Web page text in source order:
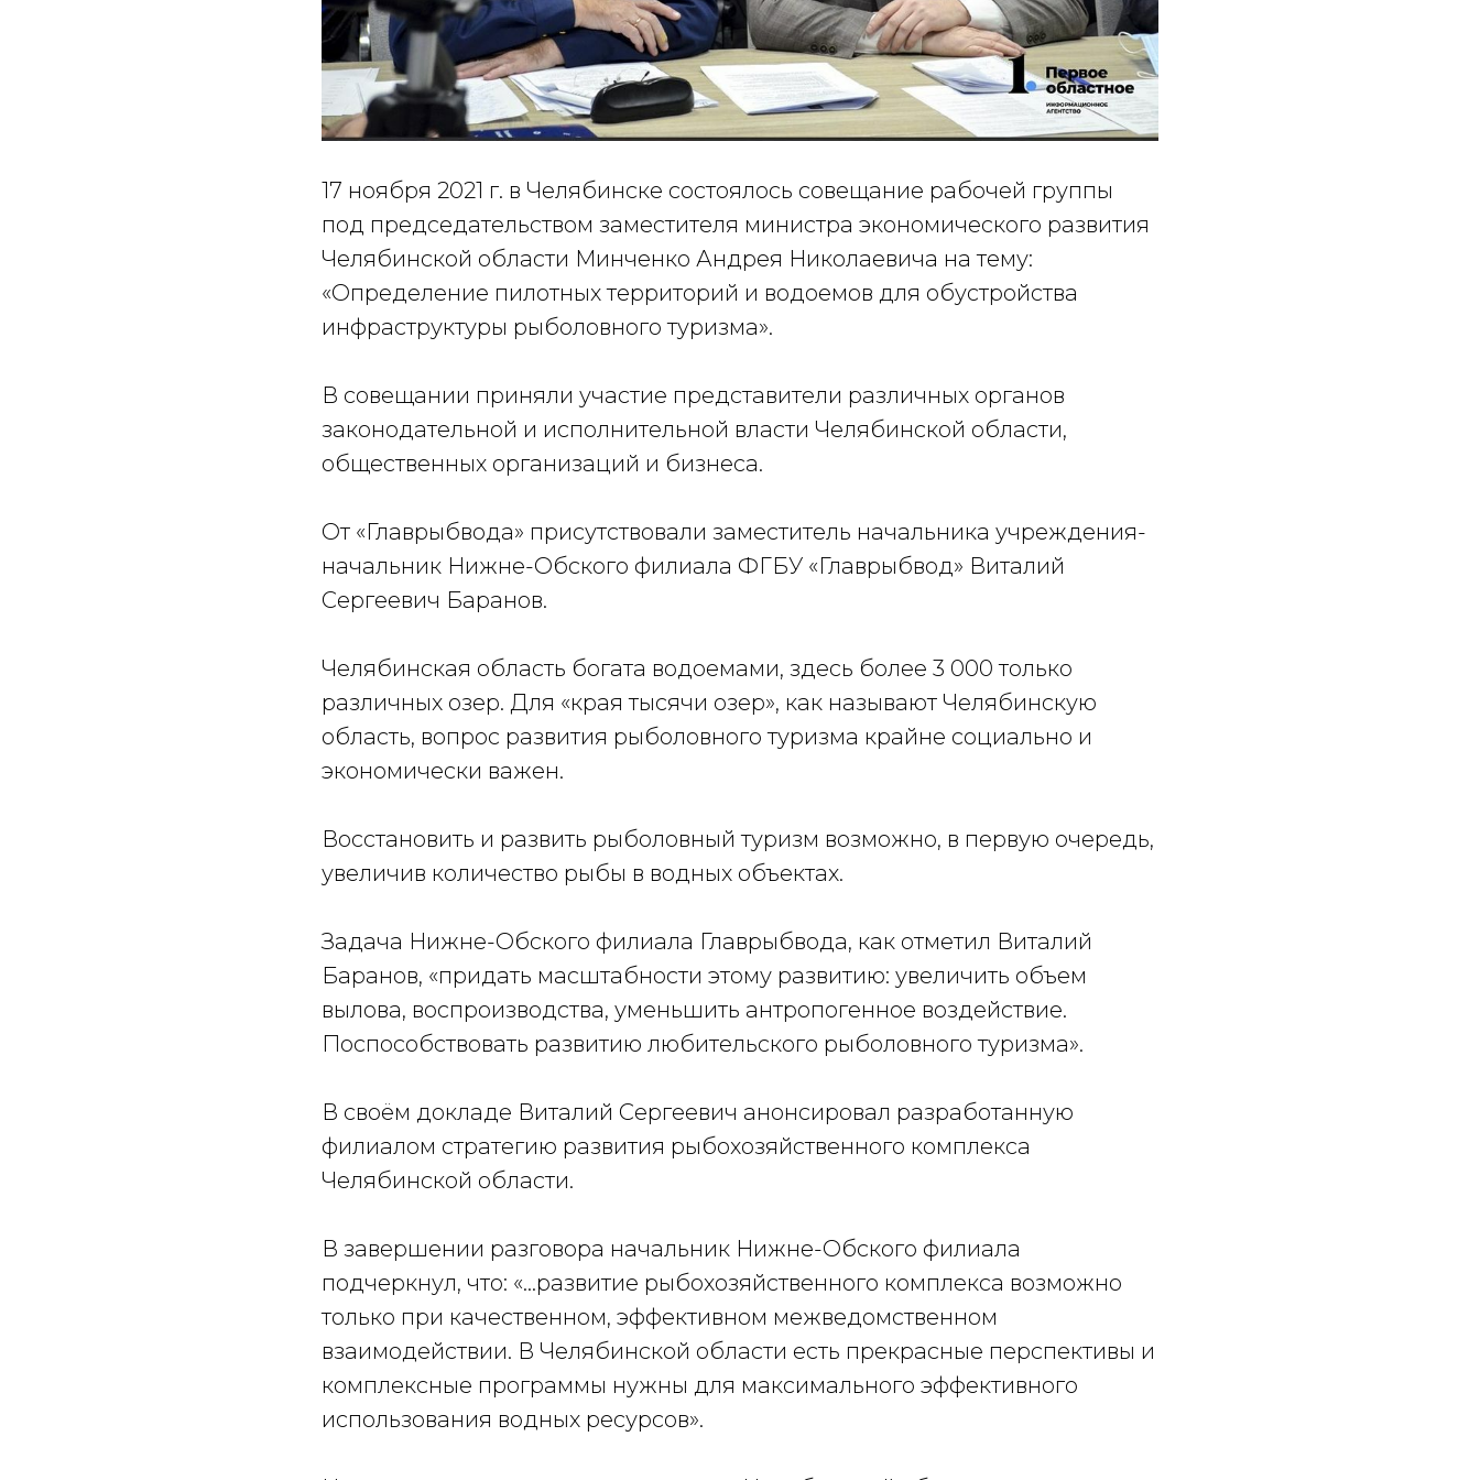
17 ноября 2021 г. в Челябинске состоялось совещание рабочей группы
под председательством заместителя министра экономического развития
Челябинской области Минченко Андрея Николаевича на тему:
«Определение пилотных территорий и водоемов для обустройства
инфраструктуры рыболовного туризма».
В совещании приняли участие представители различных органов
законодательной и исполнительной власти Челябинской области,
общественных организаций и бизнеса.
От «Главрыбвода» присутствовали заместитель начальника учреждения-
начальник Нижне-Обского филиала ФГБУ «Главрыбвод» Виталий
Сергеевич Баранов.
Челябинская область богата водоемами, здесь более 3 000 только
различных озер. Для «края тысячи озер», как называют Челябинскую
область, вопрос развития рыболовного туризма крайне социально и
экономически важен.
Восстановить и развить рыболовный туризм возможно, в первую очередь,
увеличив количество рыбы в водных объектах.
Задача Нижне-Обского филиала Главрыбвода, как отметил Виталий
Баранов, «придать масштабности этому развитию: увеличить объем
вылова, воспроизводства, уменьшить антропогенное воздействие.
Поспособствовать развитию любительского рыболовного туризма».
В своём докладе Виталий Сергеевич анонсировал разработанную
филиалом стратегию развития рыбохозяйственного комплекса
Челябинской области.
В завершении разговора начальник Нижне-Обского филиала
подчеркнул, что: «…развитие рыбохозяйственного комплекса возможно
только при качественном, эффективном межведомственном
взаимодействии. В Челябинской области есть прекрасные перспективы и
комплексные программы нужны для максимального эффективного
использования водных ресурсов».